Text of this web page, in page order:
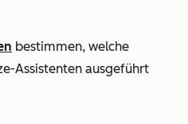
bestimmen, welche
Assistenten ausgeführt